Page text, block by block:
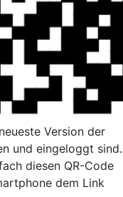
Version der
und eingeloggt sind.
diesen QR-Code
dem Link